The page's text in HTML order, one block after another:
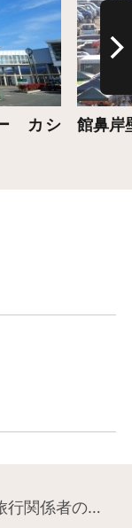
カシ
館鼻岸
関係者の皆様へ